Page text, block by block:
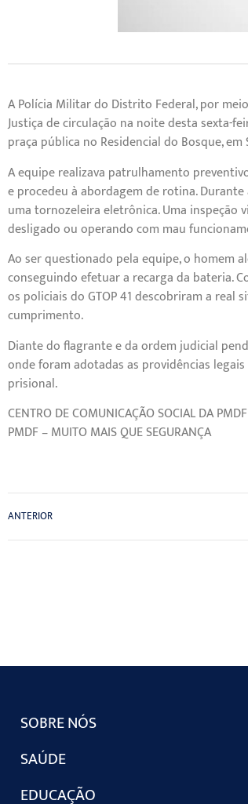
A Polícia Militar do Distrito Federal, por
Justiça de circulação na noite desta sexta-
praça pública no Residencial do Bosque, em
A equipe realizava patrulhamento
e procedeu à abordagem de rotina.
uma tornozeleira eletrônica. Uma
desligado ou operando com mau
Ao ser questionado pela equipe, o homem
conseguindo efetuar a recarga da bateria.
os policiais do GTOP 41 descobriram a
cumprimento.
Diante do flagrante e da ordem judicial
onde foram adotadas as providências
prisional.
CENTRO DE COMUNICAÇÃO SOCIAL DA PMDF
PMDF – MUITO MAIS QUE SEGURANÇA
ANTERIOR
SOBRE NÓS
SAÚDE
EDUCAÇÃO